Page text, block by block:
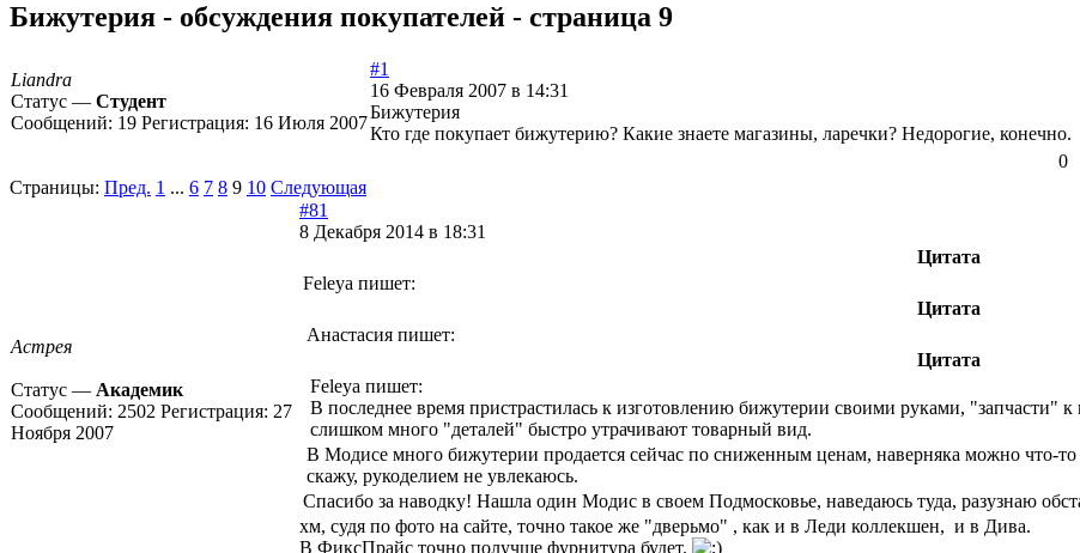
Бижутерия - обсуждения покупателей - страница 9
Liandra
Статус — Студент
Сообщений: 19 Регистрация: 16 Июля 2007
#1
16 Февраля 2007 в 14:31
Бижутерия
Кто где покупает бижутерию? Какие знаете магазины, ларечки? Недорогие, конечно.
0
Страницы: Пред. 1 ... 6 7 8 9 10 Следующая
Астрея
Статус — Академик
Сообщений: 2502 Регистрация: 27
Ноября 2007
#81
8 Декабря 2014 в 18:31
Цитата
Feleya пишет:
Цитата
Анастасия пишет:
Цитата
Feleya пишет:
В последнее время пристрастилась к изготовлению бижутерии своими руками, "запчасти"
слишком много "деталей" быстро утрачивают товарный вид.
В Модисе много бижутерии продается сейчас по сниженным ценам, наверняка можно что-то
скажу, рукоделием не увлекаюсь.
Спасибо за наводку! Нашла один Модис в своем Подмосковье, наведаюсь туда, разузнаю
хм, судя по фото на сайте, точно такое же "дверьмо" , как и в Леди коллекшен, и в Дива.
В ФиксПрайс точно получше фурнитура будет.